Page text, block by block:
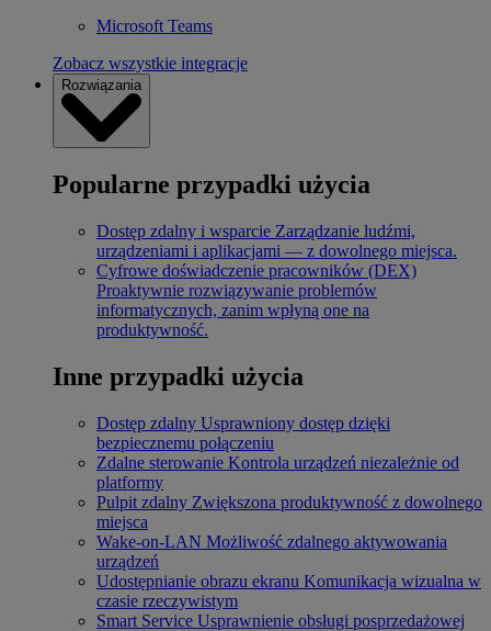
Microsoft Teams
Zobacz wszystkie integracje
Rozwiązania
Popularne przypadki użycia
Dostęp zdalny i wsparcie Zarządzanie ludźmi,
urządzeniami i aplikacjami — z dowolnego miejsca.
Cyfrowe doświadczenie pracowników (DEX)
Proaktywnie rozwiązywanie problemów
informatycznych, zanim wpłyną one na
produktywność.
Inne przypadki użycia
Dostęp zdalny Usprawniony dostęp dzięki
bezpiecznemu połączeniu
Zdalne sterowanie Kontrola urządzeń niezależnie od
platformy
Pulpit zdalny Zwiększona produktywność z dowolnego
miejsca
Wake-on-LAN Możliwość zdalnego aktywowania
urządzeń
Udostępnianie obrazu ekranu Komunikacja wizualna w
czasie rzeczywistym
Smart Service Usprawnienie obsługi posprzedażowej